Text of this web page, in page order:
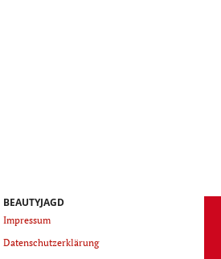
BEAUTYJAGD
Impressum
Datenschutzerklärung